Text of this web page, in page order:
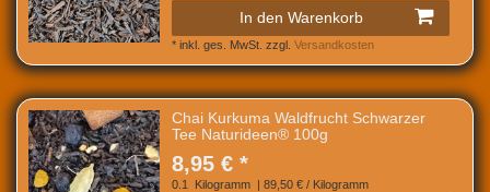
In den Warenkorb
* inkl. ges. MwSt. zzgl. Versandkosten
Chai Kurkuma Waldfrucht Schwarzer
Tee Naturideen® 100g
8,95 € *
0.1 Kilogramm | 89,50 € / Kilogramm